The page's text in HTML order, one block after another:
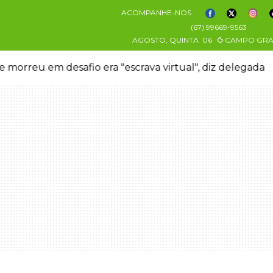
ACOMPANHE-NOS
(67) 99669-9563
AGOSTO, QUINTA 06 CAMPO
morreu em desafio era "escrava virtual", diz delegada